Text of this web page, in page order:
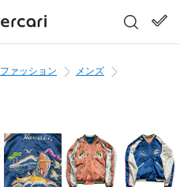
ファッション
メンズ